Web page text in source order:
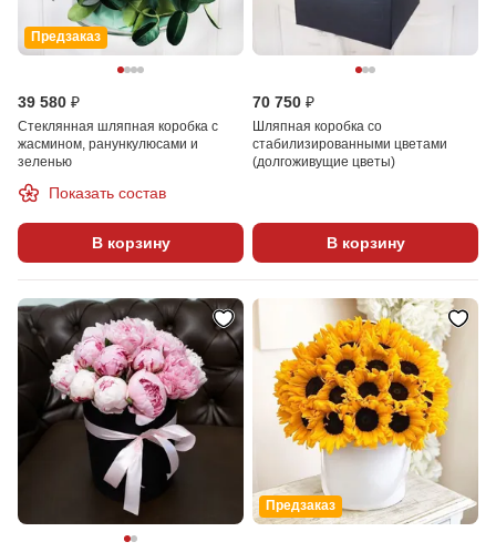
Предзаказ
39 580 ₽
Стеклянная шляпная коробка с
жасмином, ранункулюсами и
зеленью
Показать состав
В корзину
70 750 ₽
Шляпная коробка со
стабилизированными цветами
(долгоживущие цветы)
В корзину
Предзаказ